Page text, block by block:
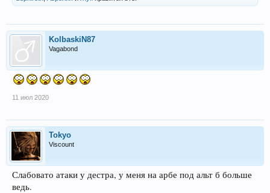
KolbaskiN87
Vagabond
11 июл 2020
Tokyo
Viscount
Слабовато атаки у дестра, у меня на арбе под альт б больше
ведь.